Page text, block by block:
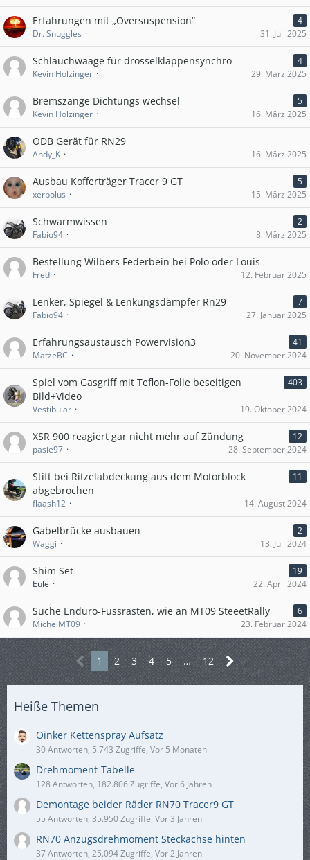
Erfahrungen mit „Oversuspension“
4
Dr. Snuggles
31. Juli 2025
Schlauchwaage für drosselklappensynchro
4
Kevin Holzinger
29. März 2025
Bremszange Dichtungs wechsel
5
Kevin Holzinger
16. März 2025
ODB Gerät für RN29
Andy_K 16. März 2025
Ausbau Kofferträger Tracer 9 GT
5
xerbolus
15. März 2025
Schwarmwissen
2
Fabio94
8. März 2025
Bestellung Wilbers Federbein bei Polo oder Louis
Fred 12. Februar 2025
Lenker, Spiegel & Lenkungsdämpfer Rn29
7
Fabio94
27. Januar 2025
Erfahrungsaustausch Powervision3
41
MatzeBC
20. November 2024
Spiel vom Gasgriff mit Teflon-Folie beseitigen
Bild+Video
403
Vestibular 19. Oktober 2024
XSR 900 reagiert gar nicht mehr auf Zündung
12
pasie97
28. September 2024
Stift bei Ritzelabdeckung aus dem Motorblock
abgebrochen
11
flaash12 14. August 2024
Gabelbrücke ausbauen
2
Waggi
13. Juli 2024
Shim Set
19
Eule
22. April 2024
Suche Enduro-Fussrasten, wie an MT09 SteeetRally
6
MichelMT09
23. Februar 2024
1 2 3 4 5 … 12
Heiße Themen
Oinker Kettenspray Aufsatz
30 Antworten, 5.743 Zugriffe, Vor 5 Monaten
Drehmoment-Tabelle
128 Antworten, 182.806 Zugriffe, Vor 6 Jahren
Demontage beider Räder RN70 Tracer9 GT
55 Antworten, 35.950 Zugriffe, Vor 3 Jahren
RN70 Anzugsdrehmoment Steckachse hinten
37 Antworten, 25.094 Zugriffe, Vor 2 Jahren